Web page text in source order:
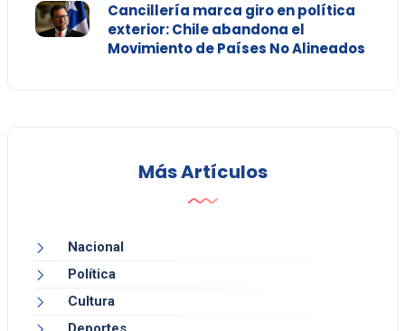
Cancillería marca giro en política
exterior: Chile abandona el
Movimiento de Países No Alineados
Más Artículos
Nacional
Política
Cultura